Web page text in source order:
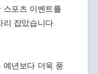
스포츠 이벤트를
리 잡았습니다.
예년보다 더욱 풍